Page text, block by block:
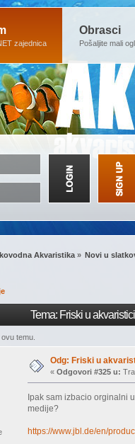
zajednica
Obrasci
Pošaljite mali
Akvaristika» Novi u
Tema: Friski u
temu.
Odg: Friski u
«Odgovori #325 u:
Ipak sam izbacio orginalni
medije?
https://www.jbl.de/en/